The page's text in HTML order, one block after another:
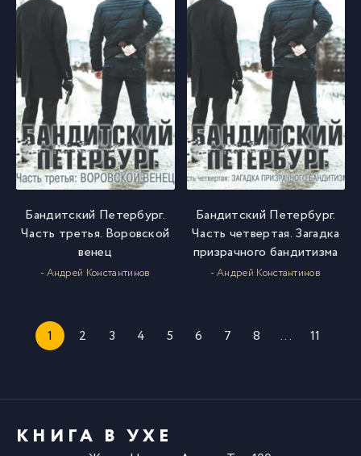
Бандитский Петербург.
Часть третья. Воровской
венец
- Андрей Константинов
Бандитский Петербург.
Часть четвертая. Загадка
призрачного бандитизма
- Андрей Константинов
1 2 3 4 5 6 7 8 ... 11
КНИГА В УХЕ